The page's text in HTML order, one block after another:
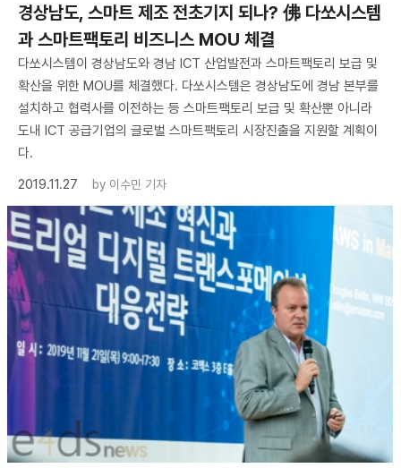
경상남도, 스마트 제조 전초기지 되나? 佛 다쏘시스템
과 스마트팩토리 비즈니스 MOU 체결
다쏘시스템이 경상남도와 경남 ICT 산업발전과 스마트팩토리 보급 및
확산을 위한 MOU를 체결했다. 다쏘시스템은 경상남도에 경남 본부를
설치하고 협력사를 이전하는 등 스마트팩토리 보급 및 확산뿐 아니라
도내 ICT 공급기업의 글로벌 스마트팩토리 시장진출을 지원할 계획이
다.
2019.11.27
by 이수민 기자